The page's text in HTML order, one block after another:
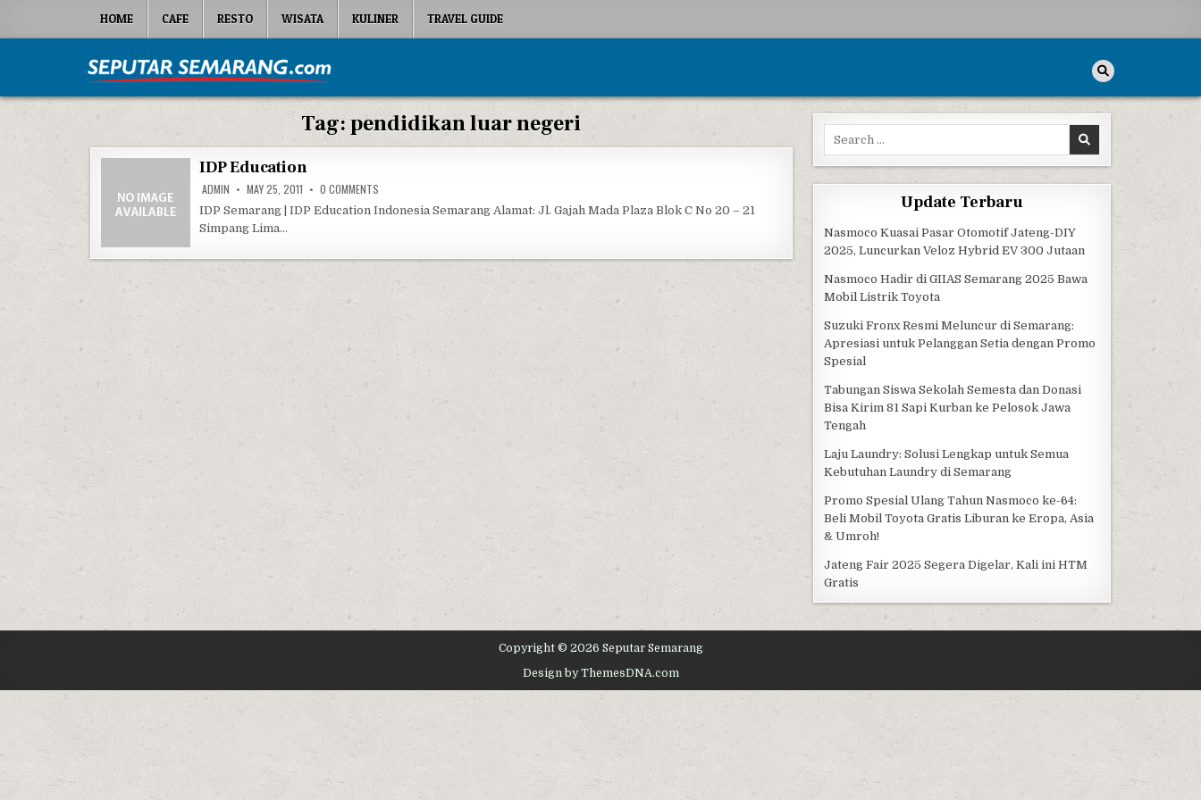
HOME CAFE RESTO WISATA KULINER TRAVEL GUIDE
Seputar Semarang
Tag:pendidikan luar negeri
IDP Education
ADMIN MAY 25, 2011 0 COMMENTS
IDP Semarang | IDP Education Indonesia Semarang Alamat: Jl. Gajah Mada Plaza Blok C No 20 – 21
Simpang Lima…
Search for:
Update Terbaru
Nasmoco Kuasai Pasar Otomotif Jateng-DIY
2025, Luncurkan Veloz Hybrid EV 300 Jutaan
Nasmoco Hadir di GIIAS Semarang 2025 Bawa
Mobil Listrik Toyota
Suzuki Fronx Resmi Meluncur di Semarang:
Apresiasi untuk Pelanggan Setia dengan Promo
Spesial
Tabungan Siswa Sekolah Semesta dan Donasi
Bisa Kirim 81 Sapi Kurban ke Pelosok Jawa
Tengah
Laju Laundry: Solusi Lengkap untuk Semua
Kebutuhan Laundry di Semarang
Promo Spesial Ulang Tahun Nasmoco ke-64:
Beli Mobil Toyota Gratis Liburan ke Eropa, Asia
& Umroh!
Jateng Fair 2025 Segera Digelar, Kali ini HTM
Gratis
Copyright © 2026 Seputar Semarang
Design by ThemesDNA.com